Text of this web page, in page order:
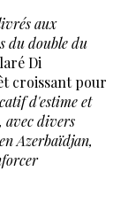
aux
du double du
Di
croissant pour
d'estime et
avec divers
Azerbaïdjan,